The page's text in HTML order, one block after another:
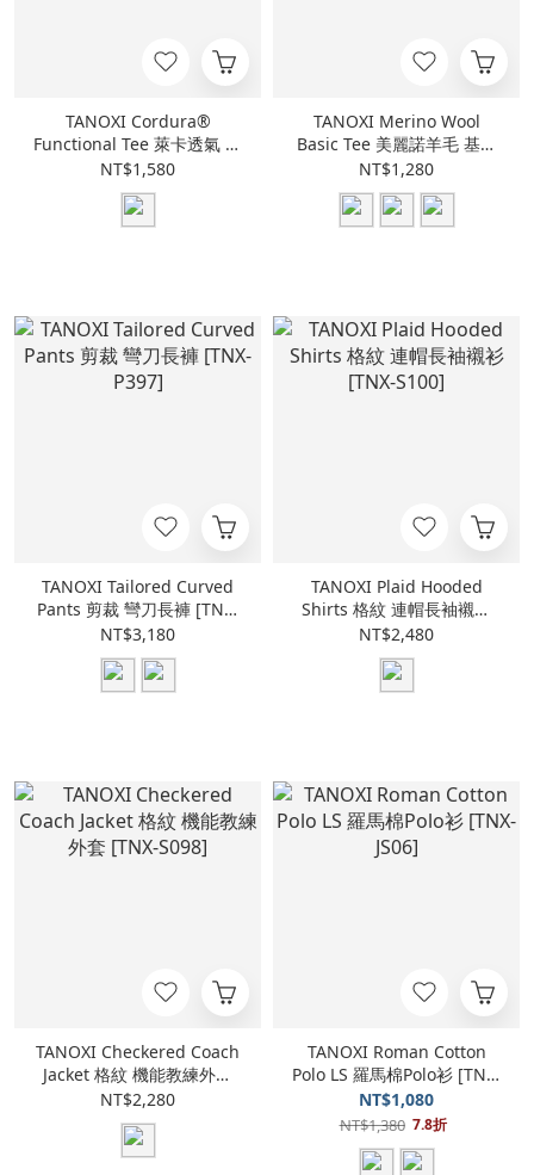
TANOXI Cordura®
Functional Tee 萊卡透氣 機
能短Tee [TNX-BLACK13]
NT$1,580
TANOXI Merino Wool
Basic Tee 美麗諾羊毛 基礎
短Tee [TNX-T405]
NT$1,280
TANOXI Tailored Curved
Pants 剪裁 彎刀長褲 [TNX-
P397]
NT$3,180
TANOXI Plaid Hooded
Shirts 格紋 連帽長袖襯衫
[TNX-S100]
NT$2,480
TANOXI Checkered Coach
Jacket 格紋 機能教練外套
[TNX-S098]
NT$2,280
TANOXI Roman Cotton
Polo LS 羅馬棉Polo衫 [TNX-
JS06]
NT$1,080
NT$1,380 7.8折